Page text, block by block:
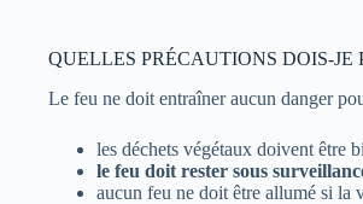
QUELLES PRÉCAUTIONS DOIS-JE
Le feu ne doit entraîner aucun danger
les déchets végétaux doivent être
le feu doit rester sous
aucun feu ne doit être allumé si la